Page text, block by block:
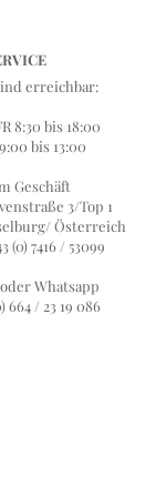
erreichbar:
8:30 bis 18:00
bis 13:00
Geschäft
3/Top 1
Österreich
(0) 7416 / 53099
oder Whatsapp
664 / 23 19 086